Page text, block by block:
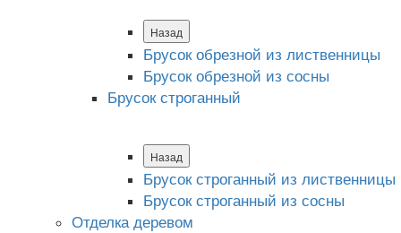
Назад
Брусок обрезной из лиственницы
Брусок обрезной из сосны
Брусок строганный
Назад
Брусок строганный из лиственницы
Брусок строганный из сосны
Отделка деревом